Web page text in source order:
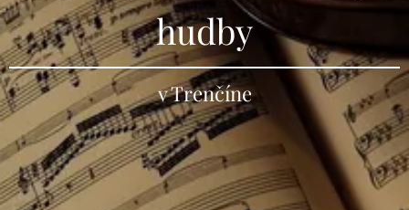
hudby
v Trenčíne